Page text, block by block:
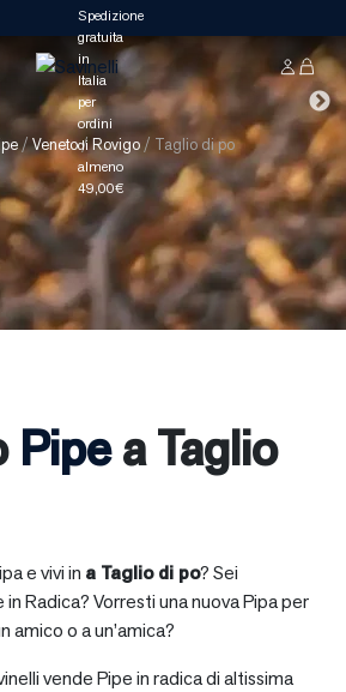
/Veneto/Rovigo / Taglio di po
Pipea Taglio
e vivi in a Taglio di po? Sei
Radica? Vorresti una nuova Pipa per
amico o a un’amica?
vende Pipe in radica di altissima